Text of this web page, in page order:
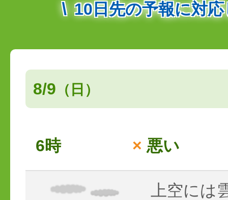
10日先の予報に対
8/9 （日）
6時 × 悪い
上空には